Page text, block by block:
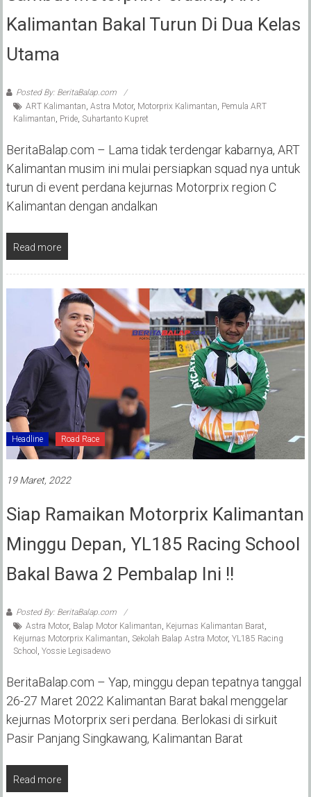
Kalimantan Bakal Turun Di Dua Kelas
Utama
Posted By: BeritaBalap.com
ART Kalimantan, Astra Motor, Motorprix Kalimantan, Pemula ART
Kalimantan, Pride, Suhartanto Kupret
BeritaBalap.com – Lama tidak terdengar kabarnya, ART
Kalimantan musim ini mulai persiapkan squad nya untuk
turun di event perdana kejurnas Motorprix region C
Kalimantan dengan andalkan
Read more
Headline Road Race
19 Maret, 2022
Siap Ramaikan Motorprix Kalimantan
Minggu Depan, YL185 Racing School
Bakal Bawa 2 Pembalap Ini !!
Posted By: BeritaBalap.com
Astra Motor, Balap Motor Kalimantan, Kejurnas Kalimantan Barat,
Kejurnas Motorprix Kalimantan, Sekolah Balap Astra Motor, YL185 Racing
School , Yossie Legisadewo
BeritaBalap.com – Yap, minggu depan tepatnya tanggal
26-27 Maret 2022 Kalimantan Barat bakal menggelar
kejurnas Motorprix seri perdana. Berlokasi di sirkuit
Pasir Panjang Singkawang, Kalimantan Barat
Read more